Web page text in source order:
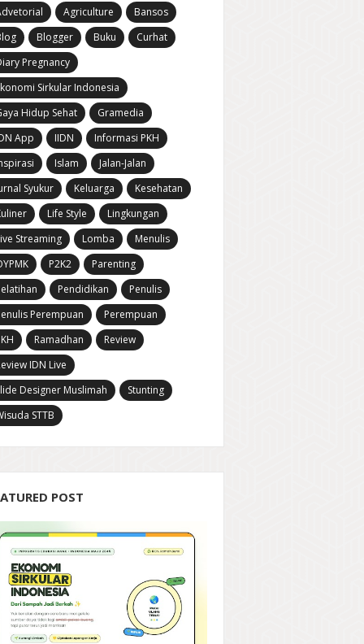
Agriculture
Bansos
Blogger Buku
Curhat
Pregnancy
Sirkular Indonesia
Hidup Sehat
Gramedia
App
IIDN
Informasi PKH
Islam
Jalan-Jalan
Syukur
Keluarga
Kesehatan
Life Style
Lingkungan
Streaming
Lomba
Menulis
P2K2
Parenting
Pendidikan
Penulis
Perempuan
Perempuan
Ramadhan
Review
IDN Live
Designer Muslimah
Stunting
STTB
POST